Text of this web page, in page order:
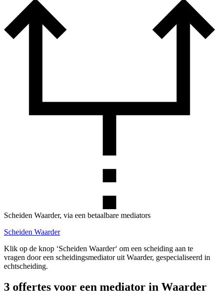
Scheiden Waarder, via een betaalbare mediators
Scheiden Waarder
Klik op de knop ‘Scheiden Waarder‘ om een scheiding aan te
vragen door een scheidingsmediator uit Waarder, gespecialiseerd in
echtscheiding.
3 offertes voor een mediator in Waarder